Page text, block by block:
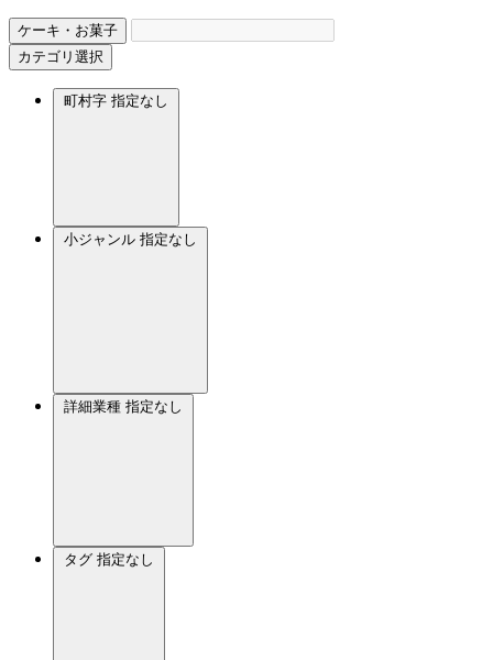
ケーキ・お菓子
カテゴリ選択
町村字 指定なし
小ジャンル 指定なし
詳細業種 指定なし
タグ 指定なし